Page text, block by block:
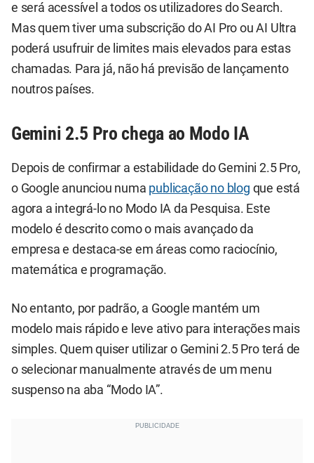
e será acessível a todos os utilizadores do Search.
Mas quem tiver uma subscrição do AI Pro ou AI Ultra
poderá usufruir de limites mais elevados para estas
chamadas. Para já, não há previsão de lançamento
noutros países.
Gemini 2.5 Pro chega ao Modo IA
Depois de confirmar a estabilidade do Gemini 2.5 Pro,
o Google anunciou numa publicação no blog que está
agora a integrá-lo no Modo IA da Pesquisa. Este
modelo é descrito como o mais avançado da
empresa e destaca-se em áreas como raciocínio,
matemática e programação.
No entanto, por padrão, a Google mantém um
modelo mais rápido e leve ativo para interações mais
simples. Quem quiser utilizar o Gemini 2.5 Pro terá de
o selecionar manualmente através de um menu
suspenso na aba “Modo IA”.